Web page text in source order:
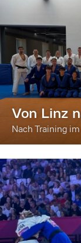
Von Linz
Nach Training